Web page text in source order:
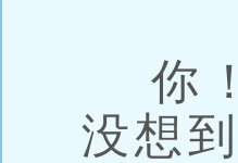
你！
没想